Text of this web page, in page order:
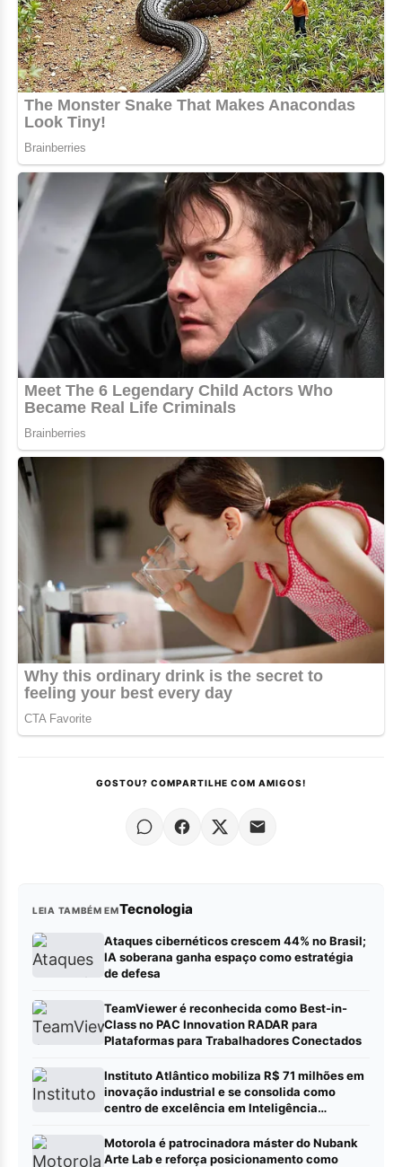
GOSTOU? COMPARTILHE COM AMIGOS!
LEIA TAMBÉM EMTecnologia
Ataques cibernéticos crescem 44% no Brasil;
IA soberana ganha espaço como estratégia
de defesa
TeamViewer é reconhecida como Best-in-
Class no PAC Innovation RADAR para
Plataformas para Trabalhadores Conectados
Instituto Atlântico mobiliza R$ 71 milhões em
inovação industrial e se consolida como
centro de excelência em Inteligência
Motorola é patrocinadora máster do Nubank
Arte Lab e reforça posicionamento como